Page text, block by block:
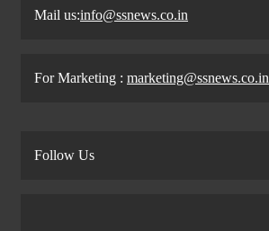
Mail us:info@ssnews.co.in
For Marketing : marketing@ssnews.co.in
Follow Us